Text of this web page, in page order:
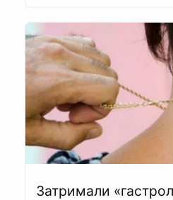
Затримали